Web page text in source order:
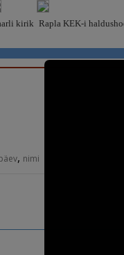
kirik Rapla KEK-i
, nimi